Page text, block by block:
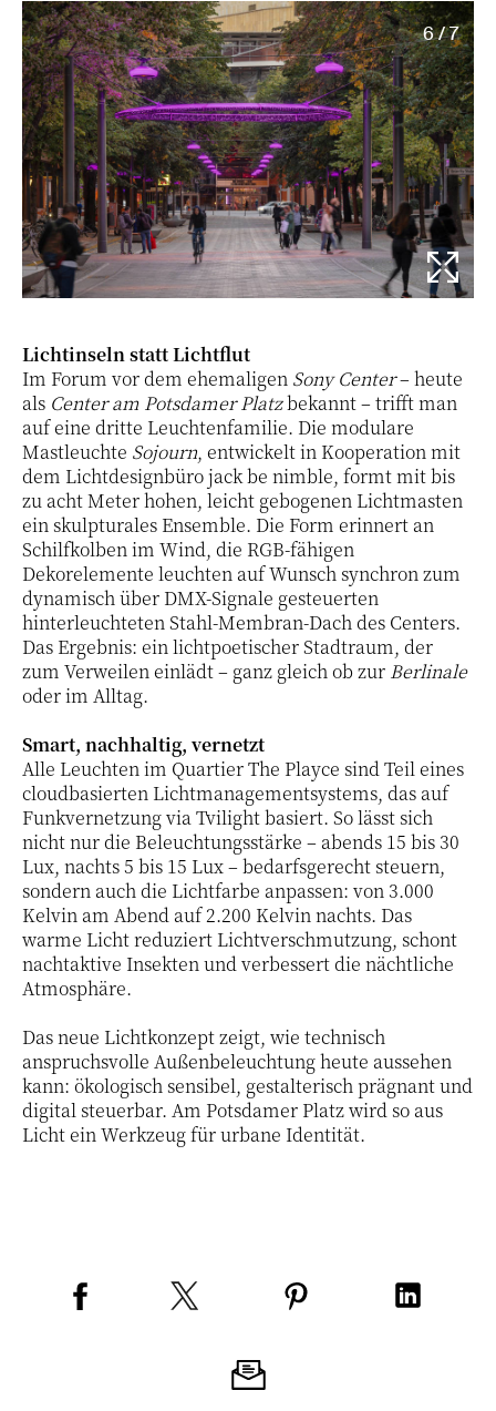
6 / 7
Lichtinseln statt Lichtflut
Im Forum vor dem ehemaligen Sony Center– heute
als Center am Potsdamer Platzbekannt – trifft man
auf eine dritte Leuchtenfamilie. Die modulare
Mastleuchte Sojourn, entwickelt in Kooperation mit
dem Lichtdesignbüro jack be nimble, formt mit bis
zu acht Meter hohen, leicht gebogenen Lichtmasten
ein skulpturales Ensemble. Die Form erinnert an
Schilfkolben im Wind, die RGB-fähigen
Dekorelemente leuchten auf Wunsch synchron zum
dynamisch über DMX-Signale gesteuerten
hinterleuchteten Stahl-Membran-Dach des Centers.
Das Ergebnis: ein lichtpoetischer Stadtraum, der
zum Verweilen einlädt – ganz gleich ob zur Berlinale
oder im Alltag.
Smart, nachhaltig, vernetzt
Alle Leuchten im Quartier The Playce sind Teil eines
cloudbasierten Lichtmanagementsystems, das auf
Funkvernetzung via Tvilight basiert. So lässt sich
nicht nur die Beleuchtungsstärke – abends 15 bis 30
Lux, nachts 5 bis 15 Lux – bedarfsgerecht steuern,
sondern auch die Lichtfarbe anpassen: von 3.000
Kelvin am Abend auf 2.200 Kelvin nachts. Das
warme Licht reduziert Lichtverschmutzung, schont
nachtaktive Insekten und verbessert die nächtliche
Atmosphäre.
Das neue Lichtkonzept zeigt, wie technisch
anspruchsvolle Außenbeleuchtung heute aussehen
kann: ökologisch sensibel, gestalterisch prägnant und
digital steuerbar. Am Potsdamer Platz wird so aus
Licht ein Werkzeug für urbane Identität.